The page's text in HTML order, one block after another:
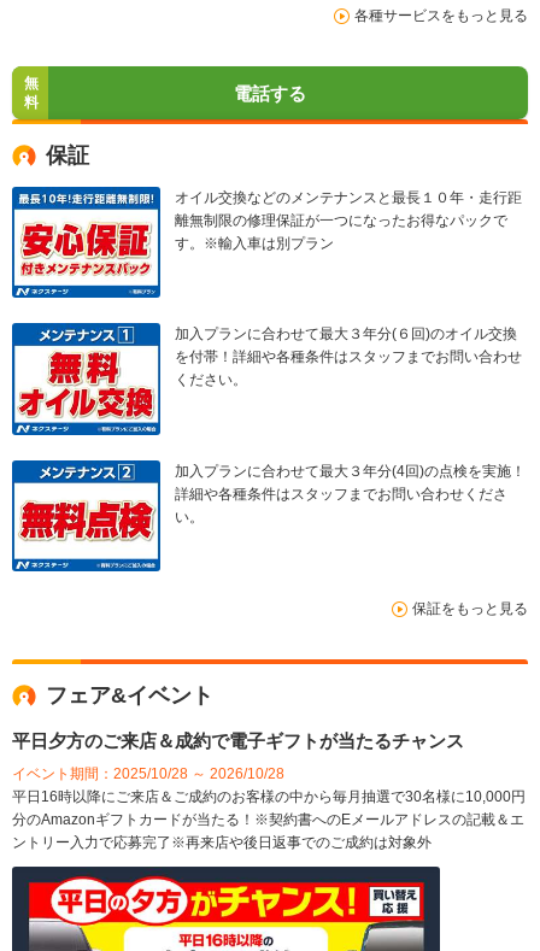
各種サービスをもっと見る
無
料
電話する
保証
オイル交換などのメンテナンスと最長１０年・走行距
離無制限の修理保証が一つになったお得なパックで
す。※輸入車は別プラン
加入プランに合わせて最大３年分(６回)のオイル交換
を付帯！詳細や各種条件はスタッフまでお問い合わせ
ください。
加入プランに合わせて最大３年分(4回)の点検を実施！
詳細や各種条件はスタッフまでお問い合わせくださ
い。
保証をもっと見る
フェア&イベント
平日夕方のご来店＆成約で電子ギフトが当たるチャンス
イベント期間：2025/10/28 ～ 2026/10/28
平日16時以降にご来店＆ご成約のお客様の中から毎月抽選で30名様に10,000円
分のAmazonギフトカードが当たる！※契約書へのEメールアドレスの記載＆エ
ントリー入力で応募完了※再来店や後日返事でのご成約は対象外